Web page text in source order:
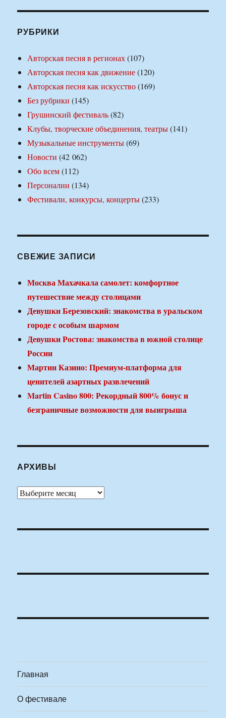
РУБРИКИ
Авторская песня в регионах(107)
Авторская песня как движение(120)
Авторская песня как искусство(169)
Без рубрики (145)
Грушинский фестиваль(82)
Клубы, творческие объединения, театры(141)
Музыкальные инструменты(69)
Новости (42 062)
Обо всем(112)
Персоналии (134)
Фестивали, конкурсы, концерты(233)
СВЕЖИЕ ЗАПИСИ
Москва Махачкала самолет: комфортное
путешествие между столицами
Девушки Березовский: знакомства в уральском
городе с особым шармом
Девушки Ростова: знакомства в южной столице
России
Мартин Казино: Премиум-платформа для
ценителей азартных развлечений
Martin Casino 800: Рекордный 800% бонус и
безграничные возможности для выигрыша
АРХИВЫ
Архивы
Главная
О фестивале